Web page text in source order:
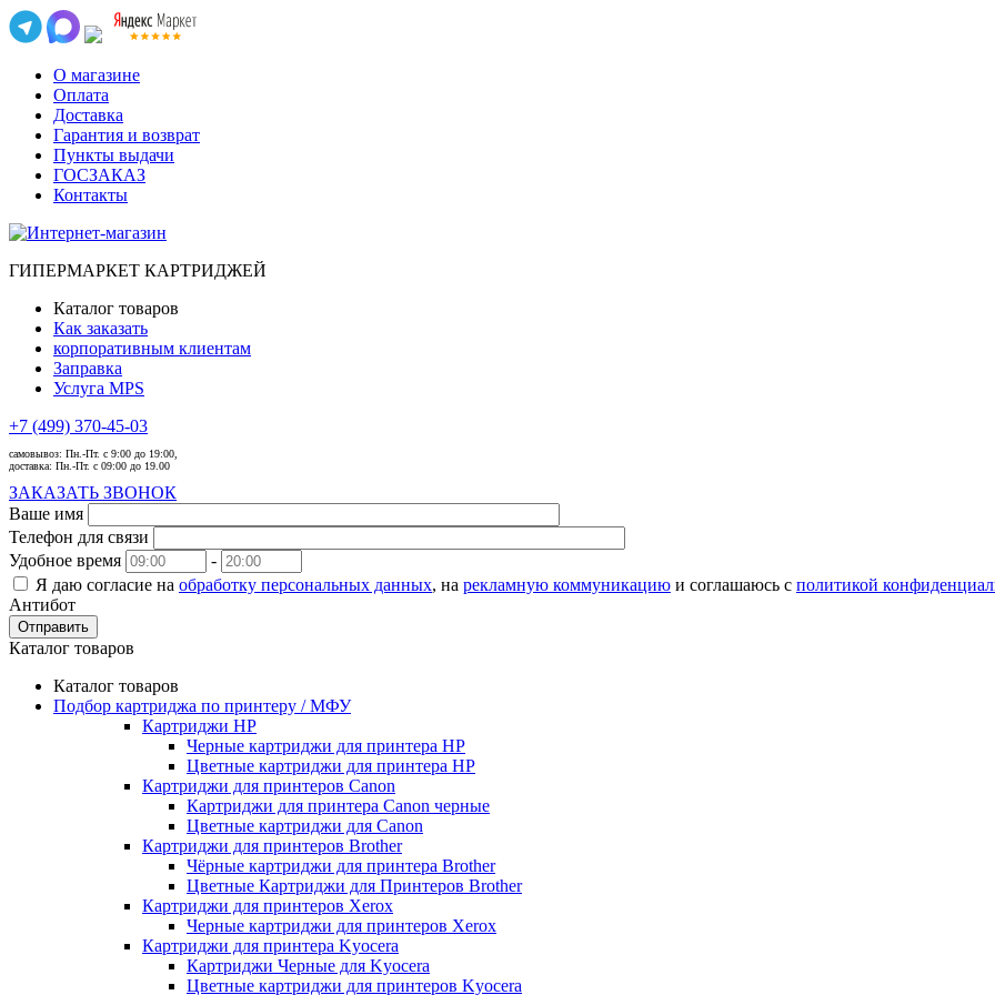
О магазине
Оплата
Доставка
Гарантия и возврат
Пункты выдачи
ГОСЗАКАЗ
Контакты
ГИПЕРМАРКЕТ КАРТРИДЖЕЙ
Каталог товаров
Как заказать
корпоративным клиентам
Заправка
Услуга MPS
+7 (499) 370-45-03
самовывоз: Пн.-Пт. с 9:00 до 19:00,
доставка: Пн.-Пт. с 09:00 до 19.00
ЗАКАЗАТЬ ЗВОНОК
Ваше имя
Телефон для связи
Удобное время
-
Я даю согласие на обработку персональных данных, на рекламную коммуникацию и соглашаюсь с политикой
Антибот
Отправить
Каталог товаров
Каталог товаров
Подбор картриджа по принтеру / МФУ
Картриджи HP
Черные картриджи для принтера HP
Цветные картриджи для принтера HP
Картриджи для принтеров Сanon
Картриджи для принтера Сanon черные
Цветные картриджи для Сanon
Картриджи для принтеров Brother
Чёрные картриджи для принтера Brother
Цветные Картриджи для Принтеров Brother
Картриджи для принтеров Xerox
Черные картриджи для принтеров Xerox
Картриджи для принтера Kyocera
Картриджи Черные для Kyocera
Цветные картриджи для принтеров Kyocera